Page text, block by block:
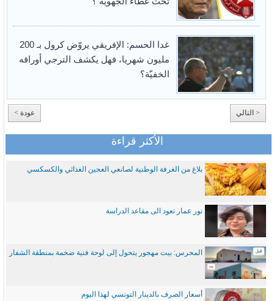
غدا الحسم: الإفريقي يروّض كرول بـ 200
مليون شهريا، فهل يكشف الترجي أوراقه
الخفيّة؟
عودة > < التالي
الأكثر قراءة
بلاغ من الغرفة الوطنية لصانعي العجين الغذائي والكسكسي
نور عمار تعود الى مقاعد الدراسة
المحرس: بيت مهجور يتحول إلى لوحة فنية ضخمة بمنطقة الشفار
أسعار الصرف بالدينار التونسي لهذا اليوم